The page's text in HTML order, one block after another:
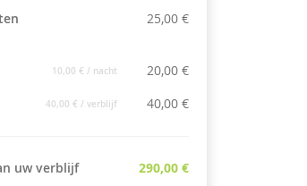
25,00 €
10,00 € / nacht
20,00 €
40,00 € / verblijf 40,00 €
uw verblijf 290,00 €